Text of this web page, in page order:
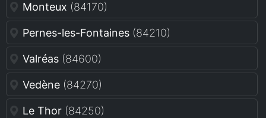
Monteux (84170)
Pernes-les-Fontaines (84210)
Valréas (84600)
Vedène (84270)
Le Thor (84250)